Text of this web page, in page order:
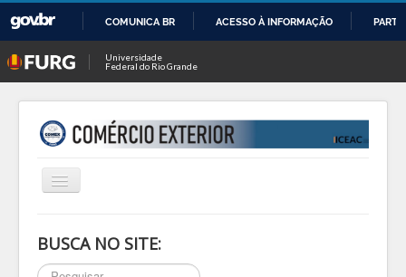
O
CONTEÚDO
COMUNICA BR ACESSO À INFORMAÇÃO
Universidade
Federal do Rio Grande
Alternar
Navegação
SOBRE
BUSCA NO SITE:
Pesquisar...